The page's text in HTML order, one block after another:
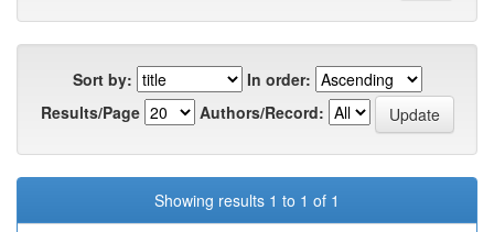
Sort by:
In order:
Results/Page
Authors/Record:
Showing results 1 to 1 of 1